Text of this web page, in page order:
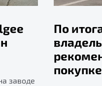
заводе
По
покупке